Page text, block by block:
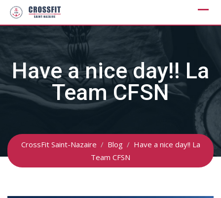
Skip
content
Have a nice day!! La
Team CFSN
CrossFit Saint-Nazaire / Blog / Have a nice day!! La
Team CFSN